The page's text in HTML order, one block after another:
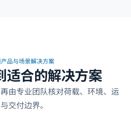
品与场景解决方案
适合的解决方案
由专业团队核对荷载、环境、运
交付边界。